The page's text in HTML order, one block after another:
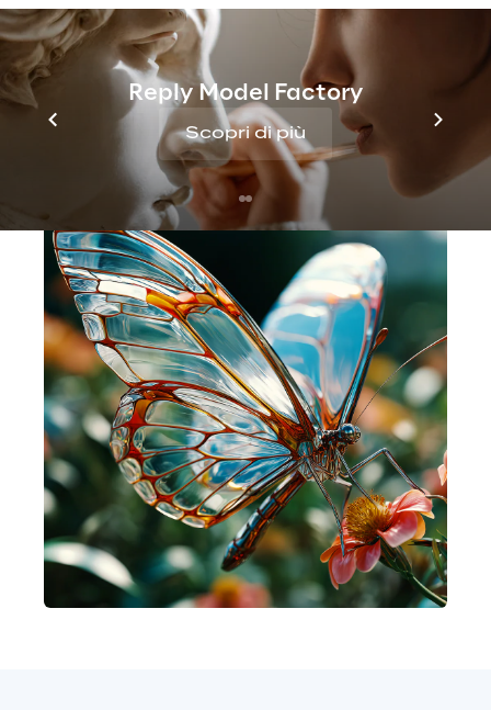
Reply Model Factory
Scopri di più
attraverso cicli decisionali continui e basati
su prove.
Symbiosis è un approccio
fondamentalmente diverso costruito per un
ambiente fondamentalmente diverso.